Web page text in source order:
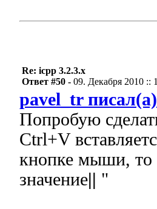
Re: icpp 3.2.3.x
Ответ #50 - 09. Декабря 2010 ::
pavel_tr писал(а)
Попробую
Ctrl+V
кнопке мыши, то
значение|| "